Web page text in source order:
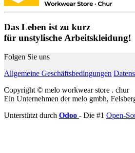
Das Leben ist zu kurz
für unstylische Arbeitskleidung!
Folgen Sie uns
Allgemeine Geschäftsbedingungen
Copyright © melo workwear store . chur
Ein Unternehmen der melo gmbh,
Unterstützt durch Odoo - Die #1 Open-